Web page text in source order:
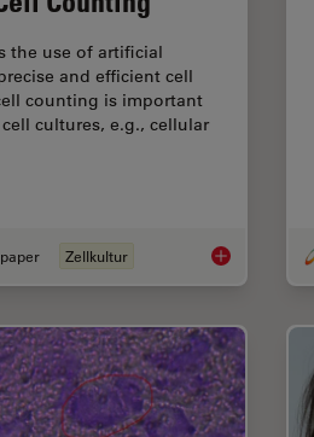
Transfection
the use of artificial
and efficient cell
counting is important
cultures, e.g., cellular
Zellkultur Precision and